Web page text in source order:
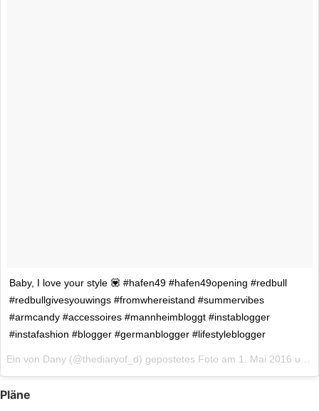
Baby, I love your style 💟 #hafen49 #hafen49opening #redbull
#redbullgivesyouwings #fromwhereistand #summervibes
#armcandy #accessoires #mannheimbloggt #instablogger
#instafashion #blogger #germanblogger #lifestyleblogger
Ein von Dany (@thediaryof_d) gepostetes Foto am 1. Mai 2016 um 9:23 Uhr
Pläne